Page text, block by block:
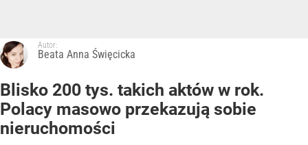
Autor:
Beata Anna Święcicka
Blisko 200 tys. takich aktów w rok.
Polacy masowo przekazują sobie
nieruchomości